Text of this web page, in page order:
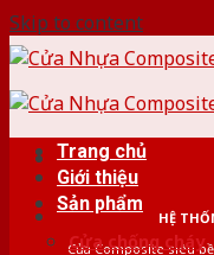
Skip to content
HỆ
Cửa Composite siêu
Trang chủ
Giới thiệu
Sản phẩm
Cửa chống cháy